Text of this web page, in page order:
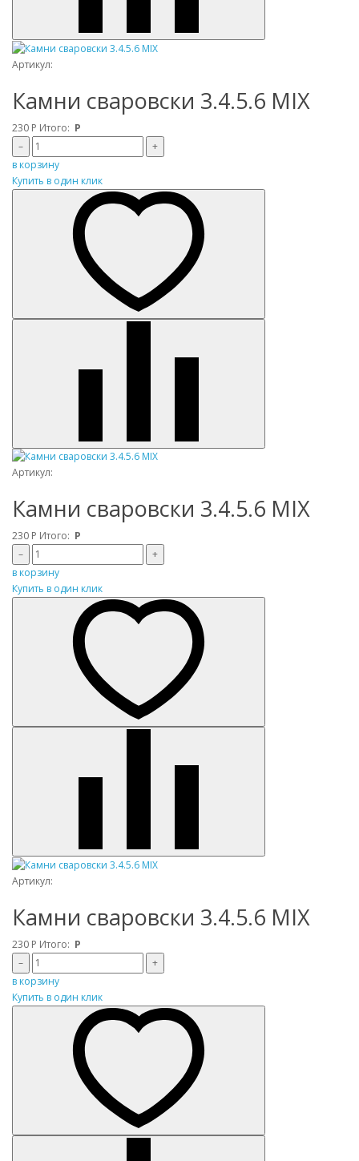
Артикул:
Камни сваровски 3.4.5.6 MIX
230 Р Итого: Р
–
+
в корзину
Купить в один клик
Артикул:
Камни сваровски 3.4.5.6 MIX
230 Р Итого: Р
–
+
в корзину
Купить в один клик
Артикул:
Камни сваровски 3.4.5.6 MIX
230 Р Итого: Р
–
+
в корзину
Купить в один клик